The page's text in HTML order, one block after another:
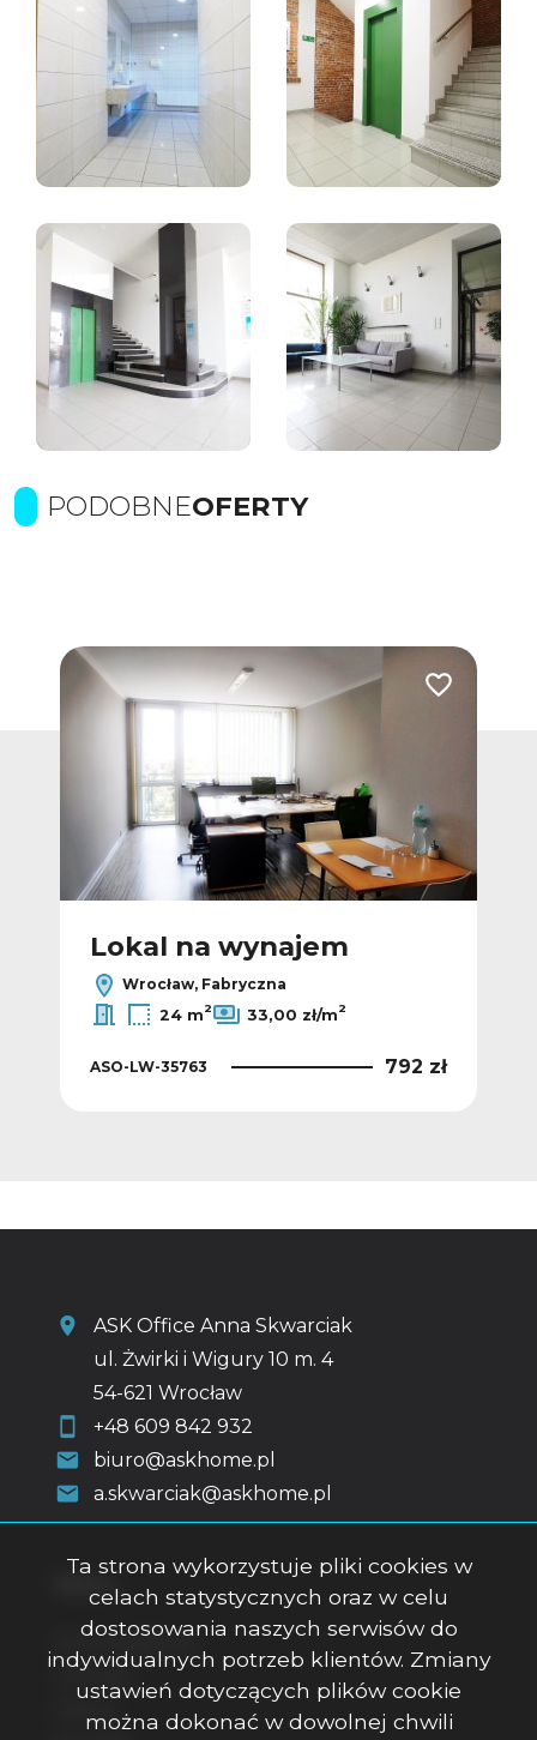
PODOBNEOFERTY
Dodaj do ulubionych Dodaj do
Lokal na wynajem
Wrocław, Fabryczna
24 m2 33,00 zł/m2
ASO-LW-35763 792 zł
ASK Office Anna Skwarciak
ul. Żwirki i Wigury 10 m. 4
54-621 Wrocław
+48 609 842 932
biuro@askhome.pl
a.skwarciak@askhome.pl
Strona główna
O firmie
Ta strona wykorzystuje pliki cookies w
celach statystycznych oraz w celu
dostosowania naszych serwisów do
indywidualnych potrzeb klientów. Zmiany
ustawień dotyczących plików cookie
można dokonać w dowolnej chwili